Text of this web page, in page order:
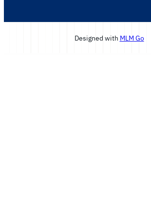
Designed with MLM Go